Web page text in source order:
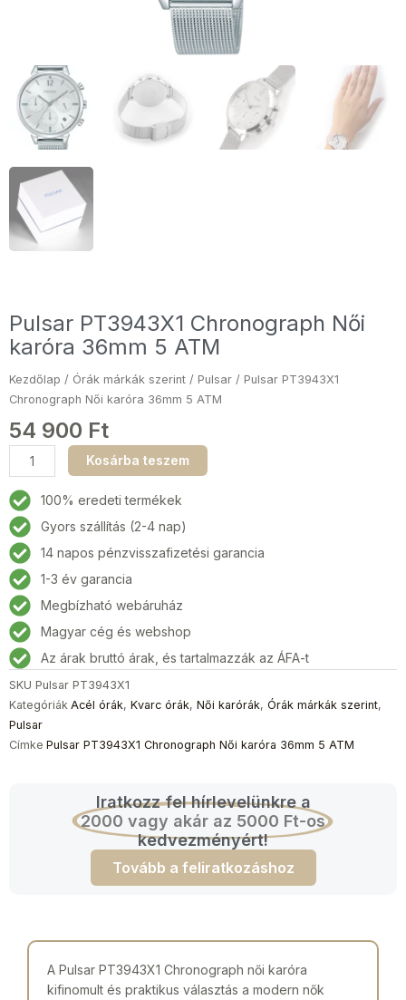
Pulsar PT3943X1 Chronograph Női
karóra 36mm 5 ATM
Kezdőlap / Órák márkák szerint / Pulsar / Pulsar PT3943X1
Chronograph Női karóra 36mm 5 ATM
54 900 Ft
Pulsar
PT3943X1
Chronograph
Női
karóra
36mm
5
ATM
mennyiség
Kosárba teszem
100% eredeti termékek
Gyors szállítás (2-4 nap)
14 napos pénzvisszafizetési garancia
1-3 év garancia
Megbízható webáruház
Magyar cég és webshop
Az árak bruttó árak, és tartalmazzák az ÁFA-t
SKU Pulsar PT3943X1
Kategóriák Acél órák, Kvarc órák, Női karórák, Órák márkák szerint,
Pulsar
Címke Pulsar PT3943X1 Chronograph Női karóra 36mm 5 ATM
Iratkozz fel hírlevelünkre a
2000 vagy akár az 5000 Ft-os
kedvezményért!
Tovább a feliratkozáshoz
A Pulsar PT3943X1 Chronograph női karóra
kifinomult és praktikus választás a modern nők